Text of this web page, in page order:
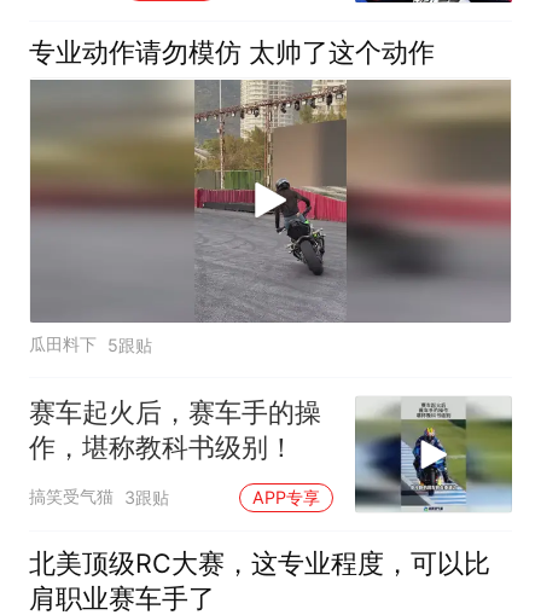
专业动作请勿模仿 太帅了这个动作
瓜田料下 5跟贴
赛车起火后，赛车手的操
作，堪称教科书级别！
搞笑受气猫 3跟贴 APP专享
北美顶级RC大赛，这专业程度，可以比
肩职业赛车手了